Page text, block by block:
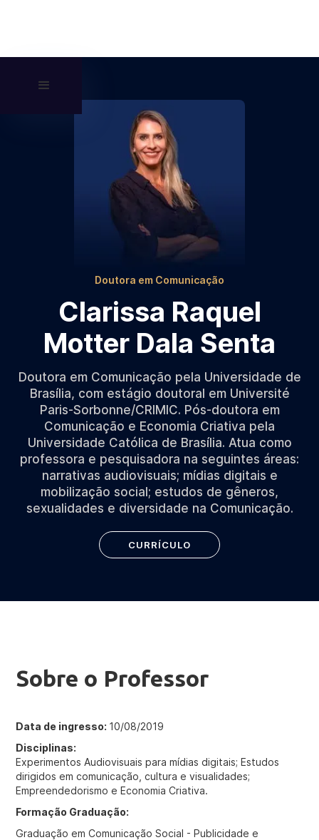
Doutora em Comunicação
Clarissa Raquel
Motter Dala Senta
Doutora em Comunicação pela Universidade de
Brasília, com estágio doutoral em Université
Paris-Sorbonne/CRIMIC. Pós-doutora em
Comunicação e Economia Criativa pela
Universidade Católica de Brasília. Atua como
professora e pesquisadora na seguintes áreas:
narrativas audiovisuais; mídias digitais e
mobilização social; estudos de gêneros,
sexualidades e diversidade na Comunicação.
CURRÍCULO
Sobre o Professor
Data de ingresso: 10/08/2019
Disciplinas:
Experimentos Audiovisuais para mídias digitais; Estudos
dirigidos em comunicação, cultura e visualidades;
Empreendedorismo e Economia Criativa.
Formação Graduação:
Graduação em Comunicação Social - Publicidade e